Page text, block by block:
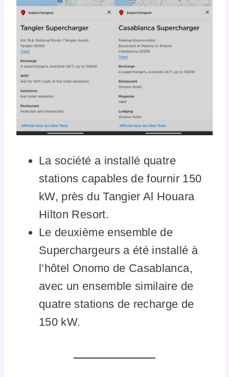
La société a installé quatre
stations capables de fournir 150
kW, près du Tangier Al Houara
Hilton Resort.
Le deuxième ensemble de
Superchargeurs a été installé à
l’hôtel Onomo de Casablanca,
avec un ensemble similaire de
quatre stations de recharge de
150 kW.